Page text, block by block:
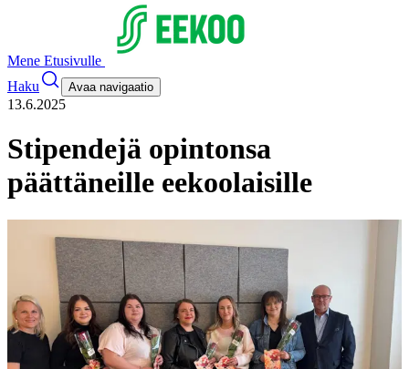
Mene Etusivulle
Haku
Avaa navigaatio
13.6.2025
Stipendejä opintonsa
päättäneille eekoolaisille